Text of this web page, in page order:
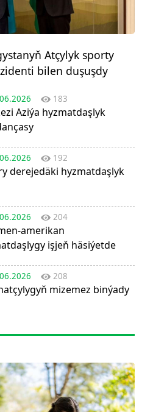
Atçylyk sporty
bilen duşuşdy
183
Aziýa hyzmatdaşlyk
192
derejedäki hyzmatdaşlyk
204
amerikan
işjeň häsiýetde
208
mizemez binýady